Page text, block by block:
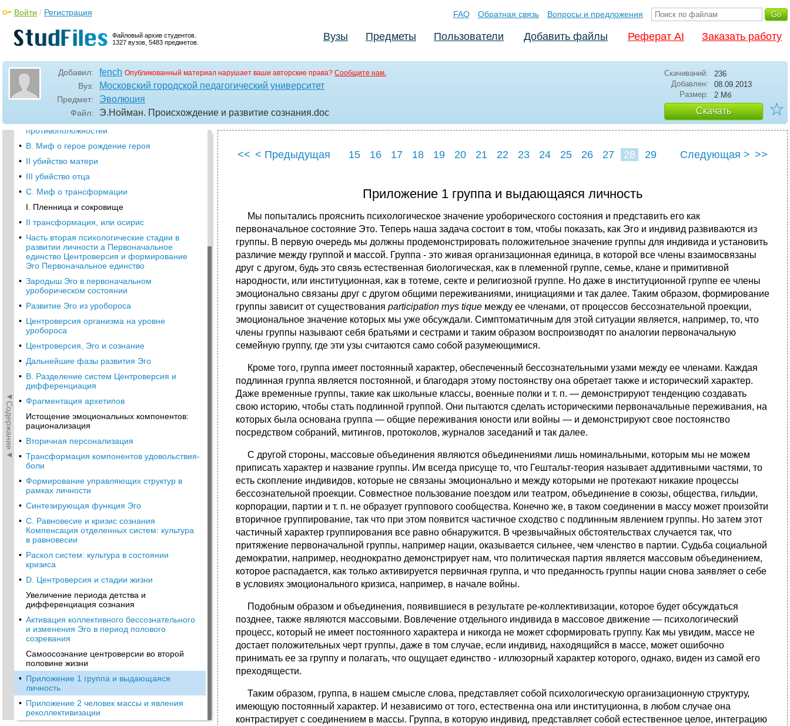
Файловый архив студентов.
1327 вузов, 5483 предметов.
Войти / Регистрация FAQ Обратная связь Вопросы и предложения
Вузы Предметы Пользователи Добавить файлы Реферат AI Заказать работу
Добавил: fench Опубликованный материал нарушает ваши авторские права? Сообщите нам.
Вуз: Московский городской педагогический университет
Предмет: Эволюция
Файл: Э.Нойман. Происхождение и развитие сознания.doc
Скачиваний:
236
Добавлен:
08.09.2013
Размер:
2 Мб
Скачать ☆
◄Содержание◄
• Часть первая Мифологические стадии
I. Уроборос
Уробороса
Сферы Ужасной Матери
• Отношения между сыном-любовником и
Великой Матерью
противоположностей
• В. Миф о герое рождение героя
• II убийство матери
• III убийство отца
• C. Миф о трансформации
I. Пленница и сокровище
• II трансформация, или осирис
• Часть вторая психологические стадии в
развитии личности а Первоначальное
единство Центроверсия и формирование
Эго Первоначальное единство
• Зародыш Эго в первоначальном
уроборическом состоянии
• Развитие Эго из уробороса
• Центроверсия организма на уровне
уробороса
• Центроверсия, Эго и сознание
• Дальнейшие фазы развития Эго
• В. Разделение систем Центроверсия и
дифференциация
• Фрагментация архетипов
Истощение эмоциональных компонентов:
рационализация
• Вторичная персонализация
• Трансформация компонентов удовольствия-
боли
• Формирование управляющих структур в
рамках личности
• Синтезирующая функция Эго
• С. Равновесие и кризис сознания
Компенсация отделенных систем: культура
в равновесии
• Раскол систем: культура в состоянии
кризиса
• D. Центроверсия и стадии жизни
Увеличение периода детства и
дифференциация сознания
• Активация коллективного бессознательного
и изменения Эго в период полового
созревания
Самоосознание центроверсии во второй
половине жизни
• Приложение 1 группа и выдающаяся
личность
• Приложение 2 человек массы и явления
реколлективизации
<< < Предыдущая 15 16 17 18 19 20 21 22 23 24 25 26 27 28 29 Следующая > >>
Приложение 1 группа и выдающаяся личность
Мы попытались прояснить психологическое значение уроборического состояния и представить его как
первоначальное состояние Это. Теперь наша задача состоит в том, чтобы показать, как Эго и индивид развиваются из
группы. В первую очередь мы должны продемонстрировать положительное значение группы для индивида и установить
различие между группой и массой. Группа - это живая организационная единица, в которой все члены взаимосвязаны
друг с другом, будь это связь естественная биологическая, как в племенной группе, семье, клане и примитивной
народности, или институционная, как в тотеме, секте и религиозной группе. Но даже в институционной группе ее члены
эмоционально связаны друг с другом общими переживаниями, инициациями и так далее. Таким образом, формирование
группы зависит от существования participation rnys tique между ее членами, от процессов бессознательной проекции,
эмоциональное значение которых мы уже обсуждали. Симптоматичным для этой ситуации является, например, то, что
члены группы называют себя братьями и сестрами и таким образом воспроизводят по аналогии первоначальную
семейную группу, где эти узы считаются само собой разумеющимися.
Кроме того, группа имеет постоянный характер, обеспеченный бессознательными узами между ее членами. Каждая
подлинная группа является постоянной, и благодаря этому постоянству она обретает также и исторический характер.
Даже временные группы, такие как школьные классы, военные полки и т. п. — демонстрируют тенденцию создавать
свою историю, чтобы стать подлинной группой. Они пытаются сделать историческими первоначальные переживания, на
которых была основана группа — общие переживания юности или войны — и демонстрируют свое постоянство
посредством собраний, митингов, протоколов, журналов заседаний и так далее.
С другой стороны, массовые объединения являются объединениями лишь номинальными, которым мы не можем
приписать характер и название группы. Им всегда присуще то, что Гештальт-теория называет аддитивными частями, то
есть скопление индивидов, которые не связаны эмоционально и между которыми не протекают никакие процессы
бессознательной проекции. Совместное пользование поездом или театром, объединение в союзы, общества, гильдии,
корпорации, партии и т. п. не образует группового сообщества. Конечно же, в таком соединении в массу может произойти
вторичное группирование, так что при этом появится частичное сходство с подлинным явлением группы. Но затем этот
частичный характер группирования все равно обнаружится. В чрезвычайных обстоятельствах случается так, что
притяжение первоначальной группы, например нации, оказывается сильнее, чем членство в партии. Судьба социальной
демократии, например, неоднократно демонстрирует нам, что политическая партия является массовым объединением,
которое распадается, как только активируется первичная группа, и что преданность группы нации снова заявляет о себе
в условиях эмоционального кризиса, например, в начале войны.
Подобным образом и объединения, появившиеся в результате ре-коллективизации, которое будет обсуждаться
позднее, также являются массовыми. Вовлечение отдельного индивида в массовое движение — психологический
процесс, который не имеет постоянного характера и никогда не может сформировать группу. Как мы увидим, массе не
достает положительных черт группы, даже в том случае, если индивид, находящийся в массе, может ошибочно
принимать ее за группу и полагать, что ощущает единство - иллюзорный характер которого, однако, виден из самой его
преходящести.
Таким образом, группа, в нашем смысле слова, представляет собой психологическую организационную структуру,
имеющую постоянный характер. И независимо от того, естественна она или институционна, в любом случае она
контрастирует с соединением в массы. Группа, в которую индивид, представляет собой естественное целое, интеграцию